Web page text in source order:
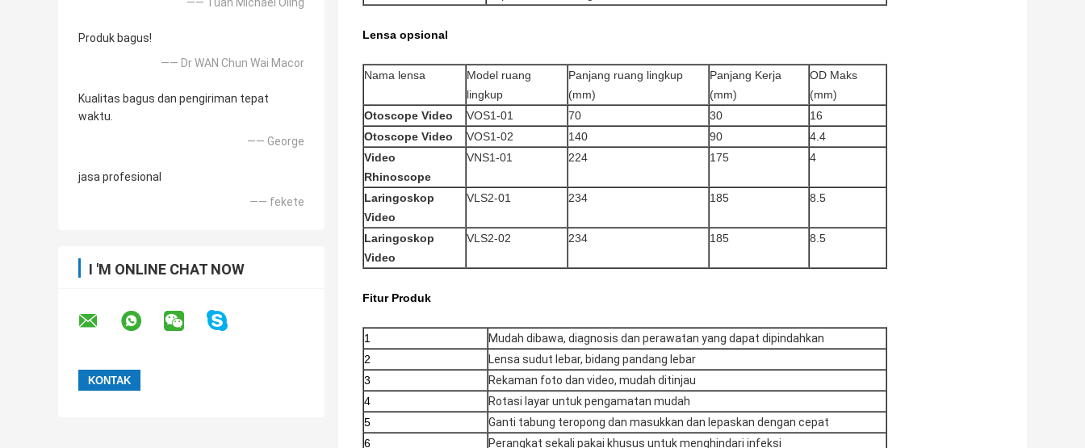
—— Tuan Michael Oling
Produk bagus!
—— Dr WAN Chun Wai Macor
Kualitas bagus dan pengiriman tepat
waktu.
—— George
jasa profesional
—— fekete
I 'M ONLINE CHAT NOW
Lensa opsional
Nama lensa
Model ruang
lingkup
Panjang ruang lingkup
(mm)
Panjang Kerja
(mm)
OD Maks
(mm)
Otoscope Video
VOS1-01 70 30
16
Otoscope Video
VOS1-02 140 90
4.4
Video
Rhinoscope
VNS1-01 224 175 4
Laringoskop
Video
VLS2-01 234 185 8.5
Laringoskop
Video
VLS2-02 234 185 8.5
Fitur Produk
1
Mudah dibawa, diagnosis dan perawatan yang dapat dipindahkan
2
Lensa sudut lebar, bidang pandang lebar
3
Rekaman foto dan video, mudah ditinjau
4
Rotasi layar untuk pengamatan mudah
5
Ganti tabung teropong dan masukkan dan lepaskan dengan cepat
6
Perangkat sekali pakai khusus untuk menghindari infeksi